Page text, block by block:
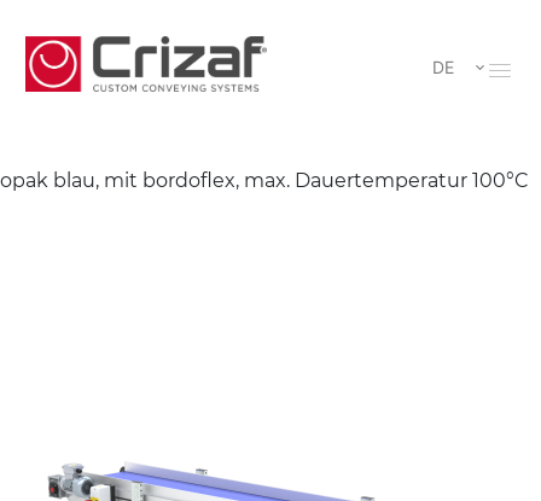
DE
opak blau, mit bordoflex, max. Dauertemperatur 100°C